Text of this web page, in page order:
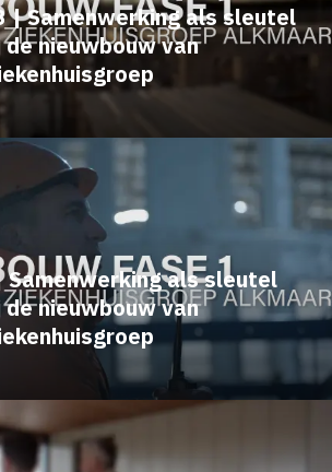
| Samenwerking als sleutel
nieuwbouw van
als sleutel
nieuwbouw van